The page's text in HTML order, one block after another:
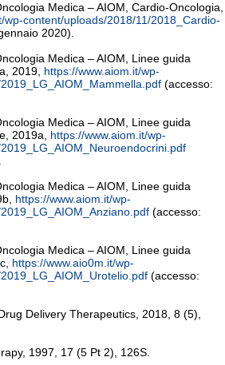
Medica – AIOM, Cardio-Oncologia,
wp-content/uploads/2018/11/2018_Cardio-
2020).
Medica – AIOM, Linee guida
2019, https://www.aiom.it/wp-
(accesso:
Medica – AIOM, Linee guida
2019a, https://www.aiom.it/wp-
Medica – AIOM, Linee guida
https://www.aiom.it/wp-
(accesso:
Medica – AIOM, Linee guida
https://www.aio0m.it/wp-
(accesso:
Delivery Therapeutics, 2018, 8 (5),
1997, 17 (5 Pt 2), 126S.